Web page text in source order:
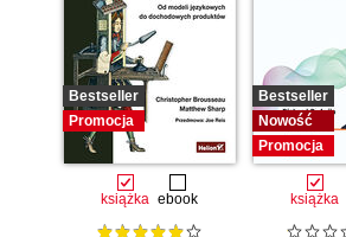
Bestseller
Promocja
książka ebook
Bestseller
Nowość
Promocja
książka